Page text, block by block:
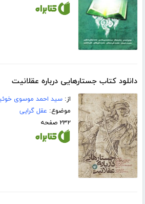
دانلود کتاب جستارهایی درباره عقلانیت
از:سید احمد موسوی
موضوع: عقل گرایی
۲۳۲ صفحه